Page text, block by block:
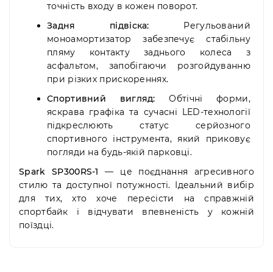
точність входу в кожен поворот.
Задня підвіска: Регульований
моноамортизатор забезпечує стабільну
пляму контакту заднього колеса з
асфальтом, запобігаючи розгойдуванню
при різких прискореннях.
Спортивний вигляд: Обтічні форми,
яскрава графіка та сучасні LED-технології
підкреслюють статус серйозного
спортивного інструмента, який приковує
погляди на будь-якій парковці.
Spark SP300RS-1 — це поєднання агресивного
стилю та доступної потужності. Ідеальний вибір
для тих, хто хоче пересісти на справжній
спортбайк і відчувати впевненість у кожній
поїздці.